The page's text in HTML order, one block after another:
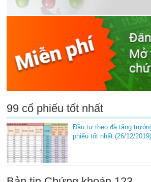
99 cổ phiếu tốt nhất
Đầu tư theo đà tăng
phiếu tốt nhất (26/12/2019)